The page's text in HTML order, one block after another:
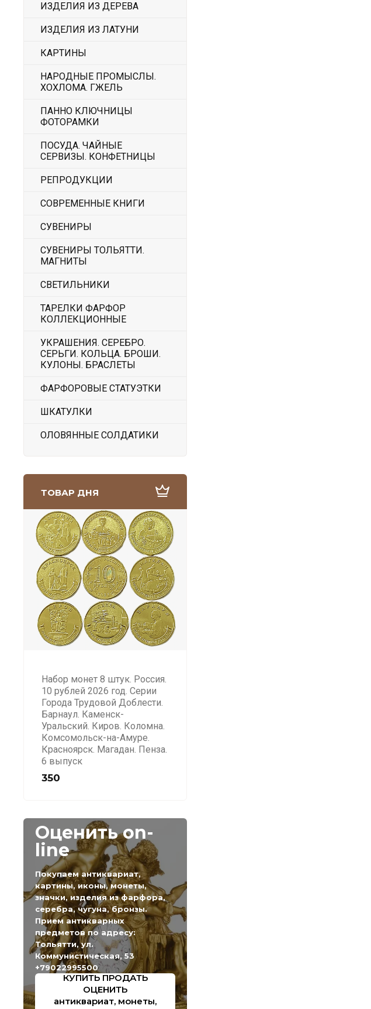
ИЗДЕЛИЯ ИЗ ДЕРЕВА
ИЗДЕЛИЯ ИЗ ЛАТУНИ
КАРТИНЫ
НАРОДНЫЕ ПРОМЫСЛЫ.
ХОХЛОМА. ГЖЕЛЬ
ПАННО КЛЮЧНИЦЫ
ФОТОРАМКИ
ПОСУДА. ЧАЙНЫЕ
СЕРВИЗЫ. КОНФЕТНИЦЫ
РЕПРОДУКЦИИ
СОВРЕМЕННЫЕ КНИГИ
СУВЕНИРЫ
СУВЕНИРЫ ТОЛЬЯТТИ.
МАГНИТЫ
СВЕТИЛЬНИКИ
ТАРЕЛКИ ФАРФОР
КОЛЛЕКЦИОННЫЕ
УКРАШЕНИЯ. СЕРЕБРО.
СЕРЬГИ. КОЛЬЦА. БРОШИ.
КУЛОНЫ. БРАСЛЕТЫ
ФАРФОРОВЫЕ СТАТУЭТКИ
ШКАТУЛКИ
ОЛОВЯННЫЕ СОЛДАТИКИ
ТОВАР ДНЯ
Набор монет 8 штук. Россия.
10 рублей 2026 год. Серии
Города Трудовой Доблести.
Барнаул. Каменск-
Уральский. Киров. Коломна.
Комсомольск-на-Амуре.
Красноярск. Магадан. Пенза.
6 выпуск
350
Оценить on-
line
Покупаем антиквариат,
картины, иконы, монеты,
значки, изделия из фарфора,
серебра, чугуна, бронзы.
Прием антикварных
предметов по адресу:
Тольятти, ул.
Коммунистическая, 53
+79022995500
КУПИТЬ ПРОДАТЬ
ОЦЕНИТЬ
антиквариат, монеты,